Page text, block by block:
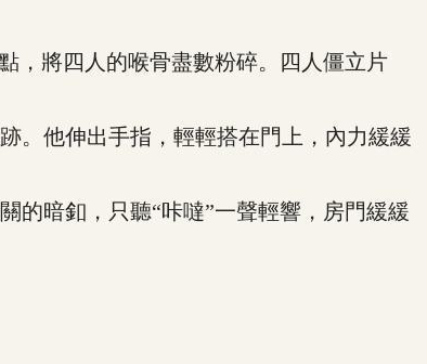
將四人的喉骨盡數粉碎。四人僵立片
他伸出手指，輕輕搭在門上，內力緩緩
暗釦，只聽“咔噠”一聲輕響，房門緩緩